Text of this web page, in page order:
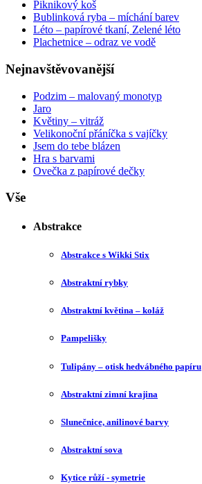
Piknikový koš
Bublinková ryba – míchání barev
Léto – papírové tkaní, Zelené léto
Plachetnice – odraz ve vodě
Nejnavštěvovanější
Podzim – malovaný monotyp
Jaro
Květiny – vitráž
Velikonoční přáníčka s vajíčky
Jsem do tebe blázen
Hra s barvami
Ovečka z papírové dečky
Vše
Abstrakce
Abstrakce s Wikki Stix
Abstraktní rybky
Abstraktní květina – koláž
Pampelišky
Tulipány – otisk hedvábného papíru
Abstraktní zimní krajina
Slunečnice, anilinové barvy
Abstraktní sova
Kytice růží - symetrie